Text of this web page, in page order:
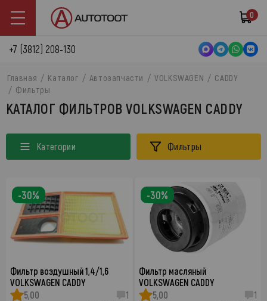
0
+7 (3812) 208-130
Главная Каталог Автозапчасти VOLKSWAGEN
CADDY
Фильтры
КАТАЛОГ ФИЛЬТРОВ VOLKSWAGEN CADDY
Категории Фильтры
Фильтр воздушный 1,4/1,6
VOLKSWAGEN CADDY
5,00
1
-30%
Фильтр масляный
VOLKSWAGEN CADDY
5,00
1
-30%